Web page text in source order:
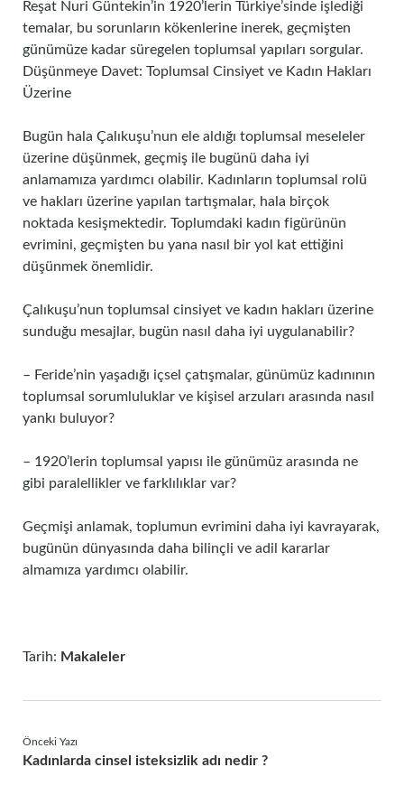
Reşat Nuri Güntekin’in 1920’lerin Türkiye’sinde işlediği
temalar, bu sorunların kökenlerine inerek, geçmişten
günümüze kadar süregelen toplumsal yapıları sorgular.
Düşünmeye Davet: Toplumsal Cinsiyet ve Kadın Hakları
Üzerine
Bugün hala Çalıkuşu’nun ele aldığı toplumsal meseleler
üzerine düşünmek, geçmiş ile bugünü daha iyi
anlamamıza yardımcı olabilir. Kadınların toplumsal rolü
ve hakları üzerine yapılan tartışmalar, hala birçok
noktada kesişmektedir. Toplumdaki kadın figürünün
evrimini, geçmişten bu yana nasıl bir yol kat ettiğini
düşünmek önemlidir.
Çalıkuşu’nun toplumsal cinsiyet ve kadın hakları üzerine
sunduğu mesajlar, bugün nasıl daha iyi uygulanabilir?
– Feride’nin yaşadığı içsel çatışmalar, günümüz kadınının
toplumsal sorumluluklar ve kişisel arzuları arasında nasıl
yankı buluyor?
– 1920’lerin toplumsal yapısı ile günümüz arasında ne
gibi paralellikler ve farklılıklar var?
Geçmişi anlamak, toplumun evrimini daha iyi kavrayarak,
bugünün dünyasında daha bilinçli ve adil kararlar
almamıza yardımcı olabilir.
Tarih: Makaleler
Önceki Yazı
Kadınlarda cinsel isteksizlik adı nedir ?